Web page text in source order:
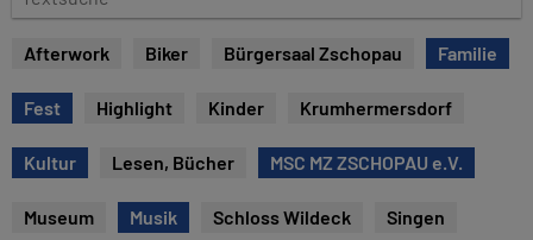
e
s
u
c
Afterwork Biker Bürgersaal Zschopau Familie
Fest Highlight Kinder Krumhermersdorf
Kultur Lesen, Bücher MSC MZ ZSCHOPAU e.V.
Museum Musik Schloss Wildeck Singen